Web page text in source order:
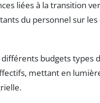
liées à la transition
du personnel sur les
budgets types
mettant en